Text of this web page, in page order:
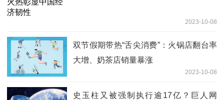
2023-10-08
双节假期带热“舌尖消费”：火锅店翻台率
大增、奶茶店销量暴涨
2023-10-08
史玉柱又被强制执行逾17亿？巨人网